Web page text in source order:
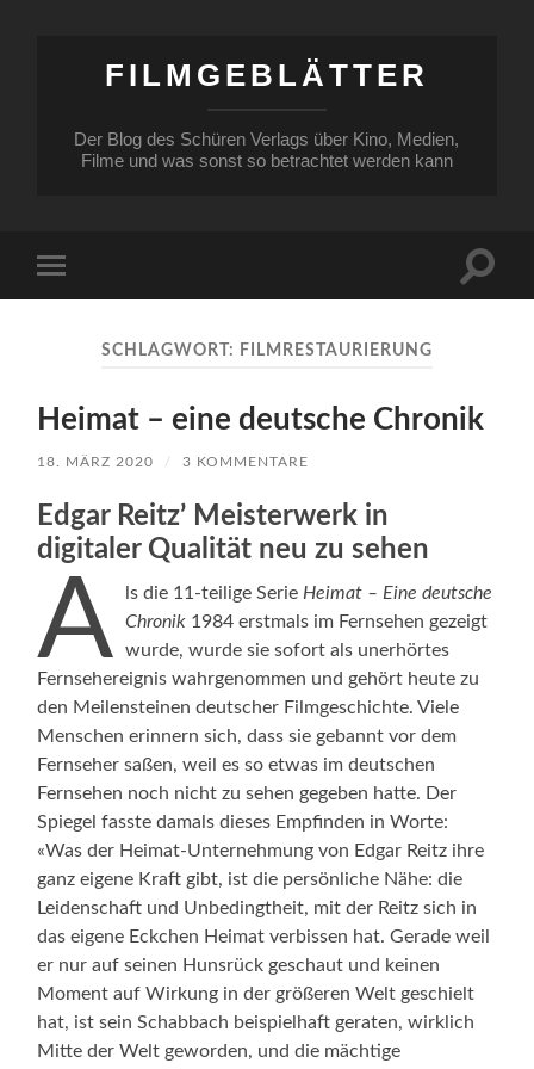
FILMGEBLÄTTER
Der Blog des Schüren Verlags über Kino, Medien,
Filme und was sonst so betrachtet werden kann
Menü
SCHLAGWORT: FILMRESTAURIERUNG
Heimat – eine deutsche Chronik
18. MÄRZ 2020 / 3 KOMMENTARE
Edgar Reitz’ Meisterwerk in
digitaler Qualität neu zu sehen
A ls die 11-teilige Serie Heimat – Eine deutsche
Chronik1984 erstmals im Fernsehen gezeigt
wurde, wurde sie sofort als unerhörtes
Fernsehereignis wahrgenommen und gehört heute zu
den Meilensteinen deutscher Filmgeschichte. Viele
Menschen erinnern sich, dass sie gebannt vor dem
Fernseher saßen, weil es so etwas im deutschen
Fernsehen noch nicht zu sehen gegeben hatte. Der
Spiegel fasste damals dieses Empfinden in Worte:
«Was der Heimat-Unternehmung von Edgar Reitz ihre
ganz eigene Kraft gibt, ist die persönliche Nähe: die
Leidenschaft und Unbedingtheit, mit der Reitz sich in
das eigene Eckchen Heimat verbissen hat. Gerade weil
er nur auf seinen Hunsrück geschaut und keinen
Moment auf Wirkung in der größeren Welt geschielt
hat, ist sein Schabbach beispielhaft geraten, wirklich
Mitte der Welt geworden, und die mächtige